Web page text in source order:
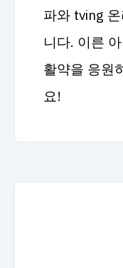
파와 tving
니다. 이른
활약을 응원
요!